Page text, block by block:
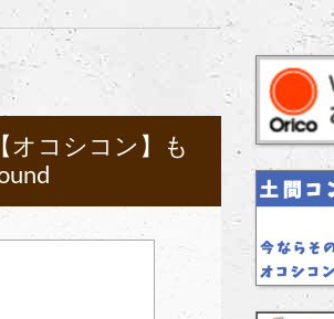
オコシコン】も